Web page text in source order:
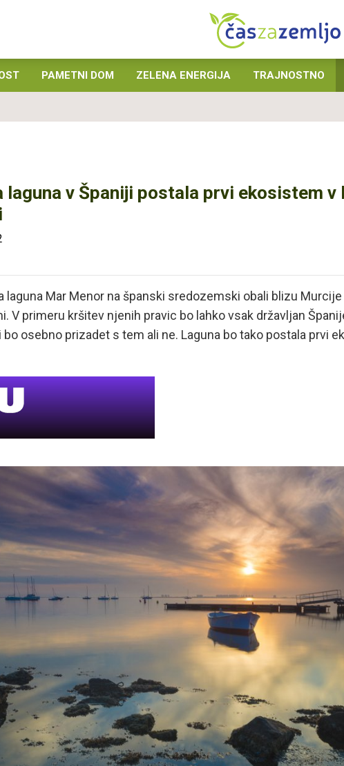
PAMETNI DOM ZELENA ENERGIJA TRAJNOSTNO
laguna v Španiji postala prvi ekosistem v
laguna Mar Menor na španski sredozemski obali blizu
V primeru kršitev njenih pravic bo lahko vsak državljan
bo osebno prizadet s tem ali ne. Laguna bo tako postala prvi